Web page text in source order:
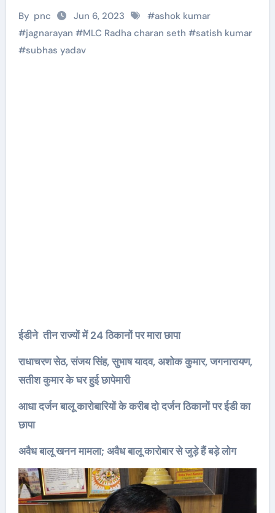
By pnc Jun 6, 2023 #ashok kumar
#jagnarayan #MLC Radha charan seth #satish kumar
#subhas yadav
ईडीने तीन राज्यों में 24 ठिकानों पर मारा छापा
राधाचरण सेठ, संजय सिंह, सुभाष यादव, अशोक कुमार, जगनारायण,
सतीश कुमार के घर हुई छापेमारी
आधा दर्जन बालू कारोबारियों के करीब दो दर्जन ठिकानों पर ईडी का
छापा
अवैध बालू खनन मामला; अवैध बालू कारोबार से जुड़े हैं बड़े लोग